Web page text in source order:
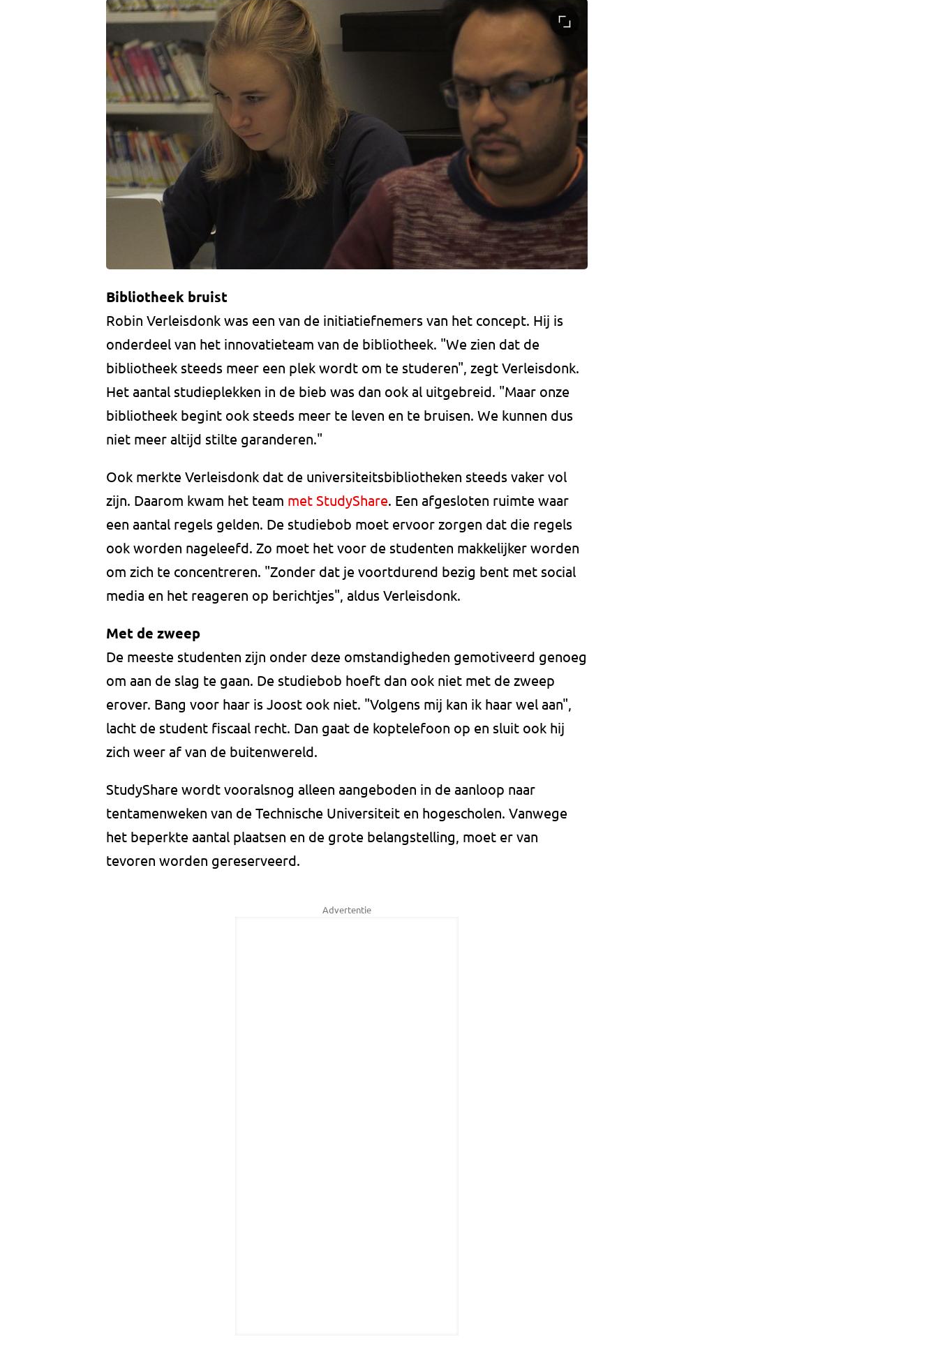
Bibliotheek bruist
Robin Verleisdonk was een van de initiatiefnemers van het concept. Hij is
onderdeel van het innovatieteam van de bibliotheek. "We zien dat de
bibliotheek steeds meer een plek wordt om te studeren", zegt Verleisdonk.
Het aantal studieplekken in de bieb was dan ook al uitgebreid. "Maar onze
bibliotheek begint ook steeds meer te leven en te bruisen. We kunnen dus
niet meer altijd stilte garanderen."
Ook merkte Verleisdonk dat de universiteitsbibliotheken steeds vaker vol
zijn. Daarom kwam het team met StudyShare. Een afgesloten ruimte waar
een aantal regels gelden. De studiebob moet ervoor zorgen dat die regels
ook worden nageleefd. Zo moet het voor de studenten makkelijker worden
om zich te concentreren. "Zonder dat je voortdurend bezig bent met social
media en het reageren op berichtjes", aldus Verleisdonk.
Met de zweep
De meeste studenten zijn onder deze omstandigheden gemotiveerd genoeg
om aan de slag te gaan. De studiebob hoeft dan ook niet met de zweep
erover. Bang voor haar is Joost ook niet. "Volgens mij kan ik haar wel aan",
lacht de student fiscaal recht. Dan gaat de koptelefoon op en sluit ook hij
zich weer af van de buitenwereld.
StudyShare wordt vooralsnog alleen aangeboden in de aanloop naar
tentamenweken van de Technische Universiteit en hogescholen. Vanwege
het beperkte aantal plaatsen en de grote belangstelling, moet er van
tevoren worden gereserveerd.
Advertentie